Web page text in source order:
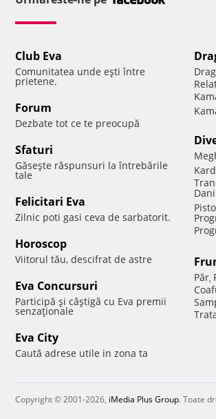
Club Eva
Comunitatea unde eşti între
prietene.
Forum
Dezbate tot ce te preocupă
Sfaturi
Găseşte răspunsuri la întrebările
tale
Felicitari Eva
Zilnic poti gasi ceva de sarbatorit.
Horoscop
Viitorul tău, descifrat de astre
Eva Concursuri
Participă şi câştigă cu Eva premii
senzaţionale
Eva City
Caută adrese utile in zona ta
Păr,
Copyright © 2001-2026, iMedia Plus Group. Toate